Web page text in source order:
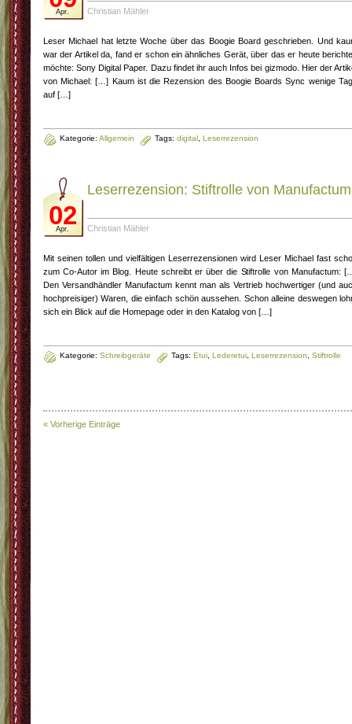
Apr. Christian Mähler
Leser Michael hat letzte Woche über das Boogie Board geschrieben. Und
war der Artikel da, fand er schon ein ähnliches Gerät, über das er heute
möchte: Sony Digital Paper. Dazu findet ihr auch Infos bei gizmodo. Hier der
von Michael: […] Kaum ist die Rezension des Boogie Boards Sync wenige
auf […]
Kategorie: Allgemein Tags: digital Leserrezension
02
Apr.
Leserrezension: Stiftrolle von Manufactum
Christian Mähler
Mit seinen tollen und vielfältigen Leserrezensionen wird Leser Michael fast
zum Co-Autor im Blog. Heute schreibt er über die Stiftrolle von Manufactum:
Den Versandhändler Manufactum kennt man als Vertrieb hochwertiger (und
hochpreisiger) Waren, die einfach schön aussehen. Schon alleine deswegen
sich ein Blick auf die Homepage oder in den Katalog von […]
Kategorie: Schreibgeräte Tags: Etui Lederetui Leserrezension Stiftrolle
« Vorherige Einträge